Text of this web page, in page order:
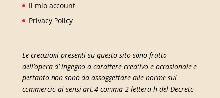
Il mio account
Privacy Policy
Le creazioni presenti su questo sito sono frutto
dell’opera d’ ingegno a carattere creativo e occasionale e
pertanto non sono da assoggettare alle norme sul
commercio ai sensi art.4 comma 2 lettera h del Decreto